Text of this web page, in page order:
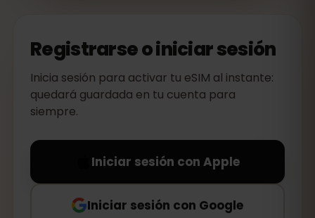
Registrarse o iniciar sesión
Inicia sesión para activar tu eSIM al instante:
quedará guardada en tu cuenta para
siempre.
Iniciar sesión con Apple
Iniciar sesión con Google